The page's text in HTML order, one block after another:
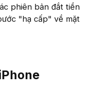
phiên bản đắt tiền
"hạ cấp" về mặt